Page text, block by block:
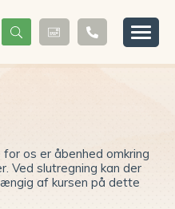
os er åbenhed omkring
Ved slutregning kan der
af kursen på dette